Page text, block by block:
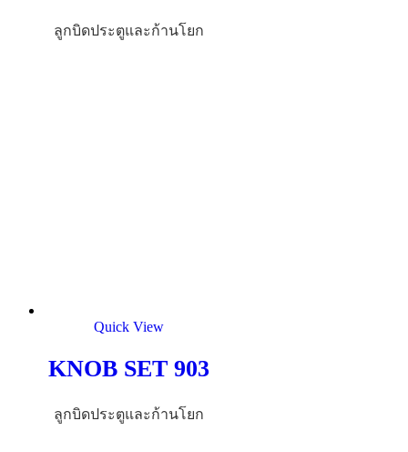
ลูกบิดประตูและก้านโยก
Quick View
KNOB SET 903
ลูกบิดประตูและก้านโยก